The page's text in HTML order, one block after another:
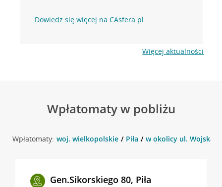
Dowiedz się więcej na CAsfera.pl
Więcej aktualności
Wpłatomaty w pobliżu
Wpłatomaty: woj. wielkopolskie Piła w okolicy ul. Wojska
Gen.Sikorskiego 80, Piła